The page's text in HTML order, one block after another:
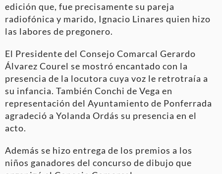
edición que, fue precisamente su pareja
radiofónica y marido, Ignacio Linares quien hizo
las labores de pregonero.
El Presidente del Consejo Comarcal Gerardo
Álvarez Courel se mostró encantado con la
presencia de la locutora cuya voz le retrotraía a
su infancia. También Conchi de Vega en
representación del Ayuntamiento de Ponferrada
agradeció a Yolanda Ordás su presencia en el
acto.
Además se hizo entrega de los premios a los
niños ganadores del concurso de dibujo que